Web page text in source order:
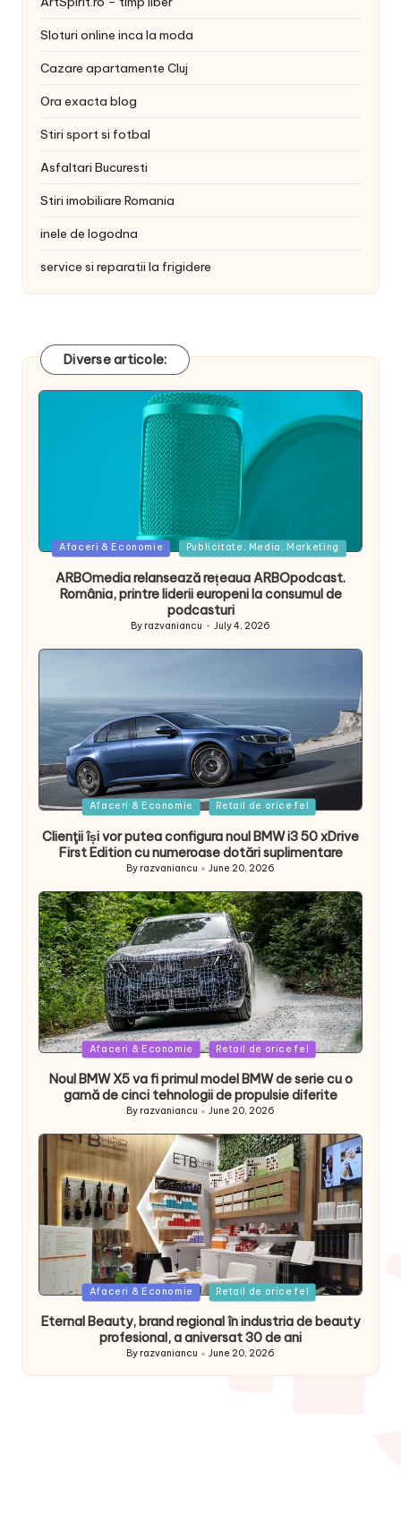
Sloturi online inca la moda
Cazare apartamente Cluj
Ora exacta blog
Stiri sport si fotbal
Asfaltari Bucuresti
Stiri imobiliare Romania
inele de logodna
service si reparatii la frigidere
Diverse articole:
Posted
Afaceri & Economie Publicitate, Media, Marketing
ARBOmedia relansează rețeaua ARBOpodcast.
România, printre liderii europeni la consumul de
podcasturi
Posted
By razvaniancu July 4, 2026
Posted
Afaceri & Economie Retail de orice fel
Clienţii își vor putea configura noul BMW i3 50 xDrive
First Edition cu numeroase dotări suplimentare
Posted
By razvaniancu June 20, 2026
Posted
Afaceri & Economie Retail de orice fel
Noul BMW X5 va fi primul model BMW de serie cu o
gamă de cinci tehnologii de propulsie diferite
Posted
By razvaniancu June 20, 2026
Posted
Afaceri & Economie Retail de orice fel
Eternal Beauty, brand regional în industria de beauty
profesional, a aniversat 30 de ani
Posted
By razvaniancu June 20, 2026